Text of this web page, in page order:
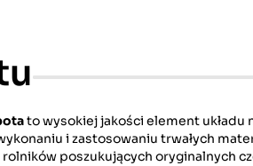
to wysokiej jakości element
i zastosowaniu trwałych
poszukujących oryginalnych